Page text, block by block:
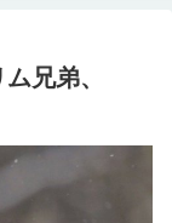
兄弟、